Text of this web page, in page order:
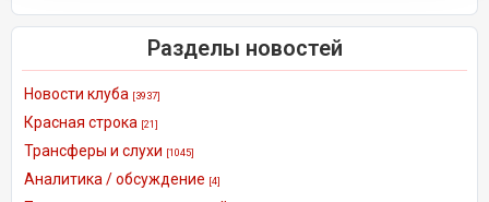
Разделы новостей
Новости клуба [3937]
Красная строка [21]
Трансферы и слухи [1045]
Аналитика / обсуждение [4]